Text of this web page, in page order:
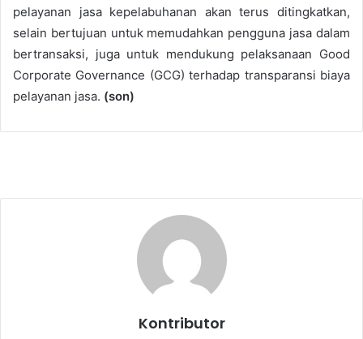
pelayanan jasa kepelabuhanan akan terus ditingkatkan,
selain bertujuan untuk memudahkan pengguna jasa dalam
bertransaksi, juga untuk mendukung pelaksanaan Good
Corporate Governance (GCG) terhadap transparansi biaya
pelayanan jasa. (son)
Kontributor